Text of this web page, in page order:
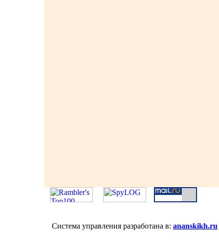
Система управления разработана в: ananskikh.ru